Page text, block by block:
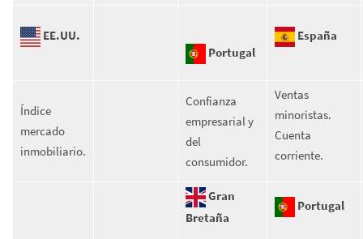
EE.UU.
Portugal
España
Índice
mercado
inmobiliario.
Confianza
empresarial y
del
consumidor.
Ventas
minoristas.
Cuenta
corriente.
Gran
Bretaña
Portugal